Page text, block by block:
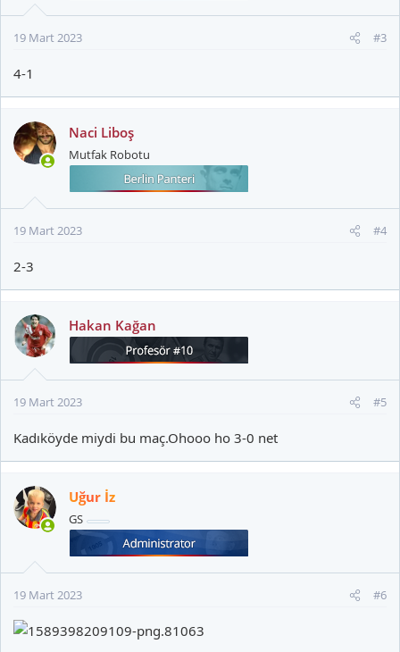
19 Mart 2023 #3
4-1
Naci Liboş
Mutfak Robotu
19 Mart 2023 #4
2-3
Hakan Kağan
19 Mart 2023 #5
Kadıköyde miydi bu maç.Ohooo ho 3-0 net
Uğur İz
GS
19 Mart 2023 #6